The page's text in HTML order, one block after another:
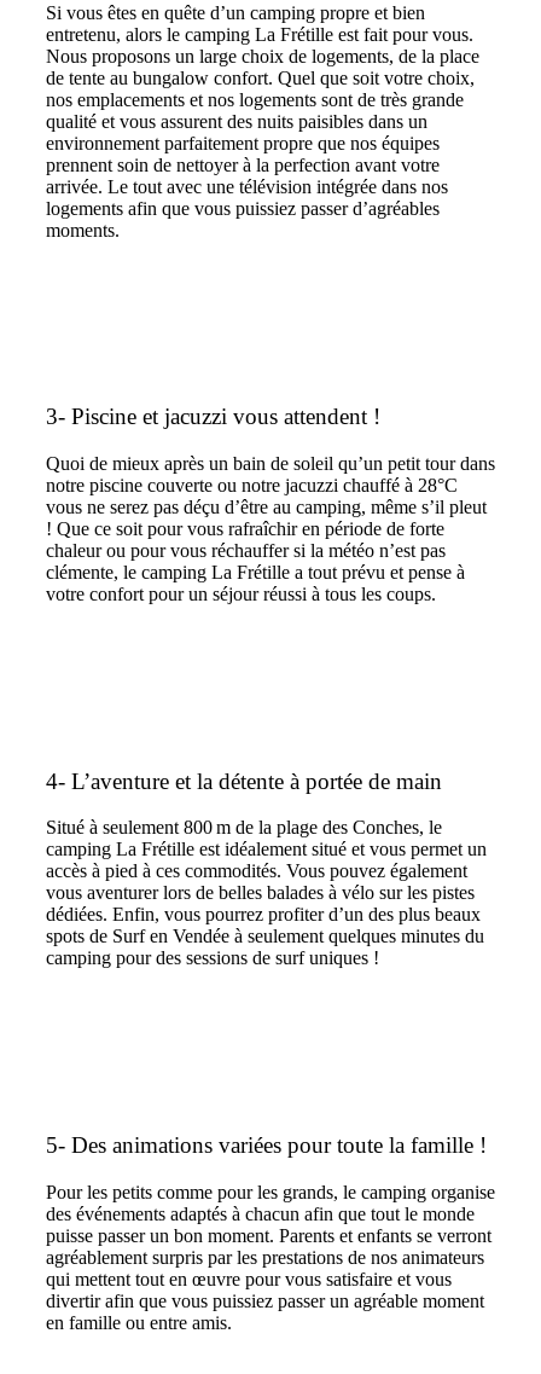
Si vous êtes en quête d’un camping propre et bien
entretenu, alors le camping La Frétille est fait pour vous.
Nous proposons un large choix de logements, de la place
de tente au bungalow confort. Quel que soit votre choix,
nos emplacements et nos logements sont de très grande
qualité et vous assurent des nuits paisibles dans un
environnement parfaitement propre que nos équipes
prennent soin de nettoyer à la perfection avant votre
arrivée. Le tout avec une télévision intégrée dans nos
logements afin que vous puissiez passer d’agréables
moments.
3- Piscine et jacuzzi vous attendent !
Quoi de mieux après un bain de soleil qu’un petit tour dans
notre piscine couverte ou notre jacuzzi chauffé à 28°C
vous ne serez pas déçu d’être au camping, même s’il pleut
! Que ce soit pour vous rafraîchir en période de forte
chaleur ou pour vous réchauffer si la météo n’est pas
clémente, le camping La Frétille a tout prévu et pense à
votre confort pour un séjour réussi à tous les coups.
4- L’aventure et la détente à portée de main
Situé à seulement 800 m de la plage des Conches, le
camping La Frétille est idéalement situé et vous permet un
accès à pied à ces commodités. Vous pouvez également
vous aventurer lors de belles balades à vélo sur les pistes
dédiées. Enfin, vous pourrez profiter d’un des plus beaux
spots de Surf en Vendée à seulement quelques minutes du
camping pour des sessions de surf uniques !
5- Des animations variées pour toute la famille !
Pour les petits comme pour les grands, le camping organise
des événements adaptés à chacun afin que tout le monde
puisse passer un bon moment. Parents et enfants se verront
agréablement surpris par les prestations de nos animateurs
qui mettent tout en œuvre pour vous satisfaire et vous
divertir afin que vous puissiez passer un agréable moment
en famille ou entre amis.